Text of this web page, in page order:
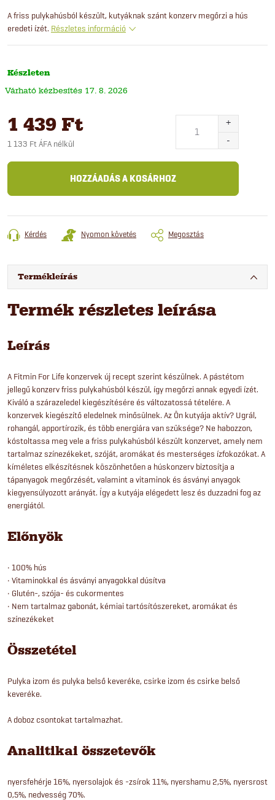
A friss pulykahúsból készült, kutyáknak szánt konzerv megőrzi a hús
eredeti ízét. Részletes információ
Készleten
17. 8. 2026
1 439 Ft
1 133 Ft ÁFA nélkül
HOZZÁADÁS A KOSÁRHOZ
Kérdés Nyomon követés Megosztás
Termékleírás
Termék részletes leírása
Leírás
A Fitmin For Life konzervek új recept szerint készülnek. A pástétom
jellegű konzerv friss pulykahúsból készül, így megőrzi annak egyedi ízét.
Kiváló a szárazeledel kiegészítésére és változatossá tételére. A
konzervek kiegészítő eledelnek minősülnek. Az Ön kutyája aktív? Ugrál,
rohangál, apportírozik, és több energiára van szüksége? Ne habozzon,
kóstoltassa meg vele a friss pulykahúsból készült konzervet, amely nem
tartalmaz színezékeket, szóját, aromákat és mesterséges ízfokozókat. A
kíméletes elkészítésnek köszönhetően a húskonzerv biztosítja a
tápanyagok megőrzését, valamint a vitaminok és ásványi anyagok
kiegyensúlyozott arányát. Így a kutyája elégedett lesz és duzzadni fog az
energiától.
Előnyök
• 100% hús
• Vitaminokkal és ásványi anyagokkal dúsítva
• Glutén-, szója- és cukormentes
• Nem tartalmaz gabonát, kémiai tartósítószereket, aromákat és
színezékeket
Összetétel
Pulyka izom és pulyka belső keveréke, csirke izom és csirke belső
keveréke.
A doboz csontokat tartalmazhat.
Analitikai összetevők
nyersfehérje 16%, nyersolajok és -zsírok 11%, nyershamu 2,5%, nyersrost
0,5%, nedvesség 70%.